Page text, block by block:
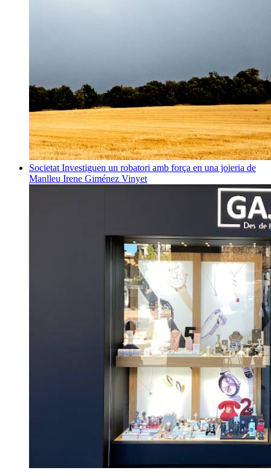
Societat Investiguen un robatori amb força en una joieria de
Manlleu Irene Giménez Vinyet